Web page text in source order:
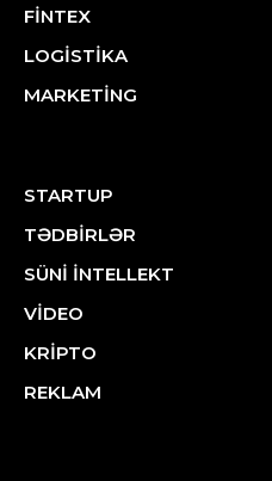
FİNTEX
LOGİSTİKA
MARKETİNG
STARTUP
TƏDBİRLƏR
SÜNİ İNTELLEKT
VİDEO
KRİPTO
REKLAM